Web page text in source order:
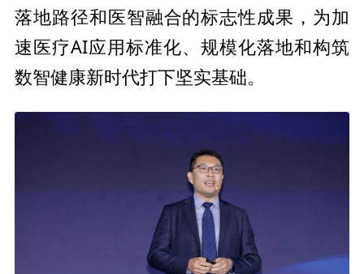
落地路径和医智融合的标志性成果，为加
速医疗AI应用标准化、规模化落地和构筑
数智健康新时代打下坚实基础。